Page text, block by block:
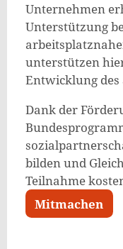
Unternehmen
Unterstützung
unterstützen
Entwicklung
Dank der
bilden und
Teilnahme
Mitmachen